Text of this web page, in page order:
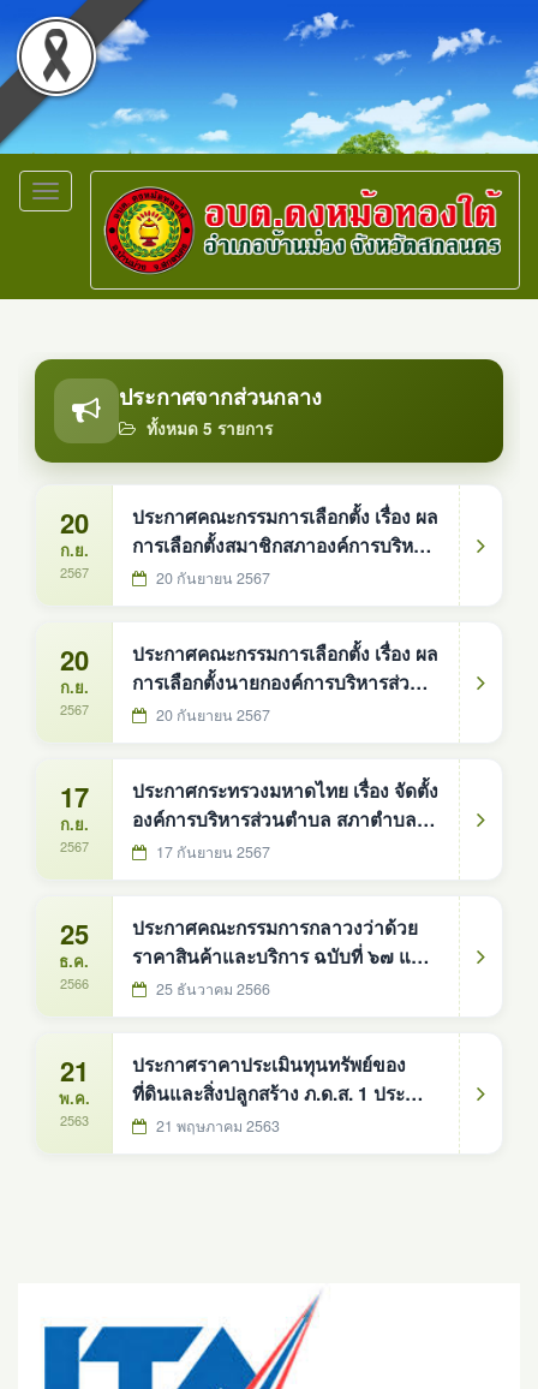
Toggle
navigation
ประกาศจากส่วนกลาง
ทั้งหมด 5 รายการ
20
ก.ย.
2567
ประกาศคณะกรรมการเลือกตั้ง เรื่อง ผล
การเลือกตั้งสมาชิกสภาองค์การบริหาร
ส่วนตำบล อำเภอบ้านม่วง จังหวัด
20 กันยายน 2567
20
ก.ย.
2567
ประกาศคณะกรรมการเลือกตั้ง เรื่อง ผล
การเลือกตั้งนายกองค์การบริหารส่วน
ตำบล อำเภอบ้านม่วง จังหวัดสกลนคร
20 กันยายน 2567
17
ก.ย.
2567
ประกาศกระทรวงมหาดไทย เรื่อง จัดตั้ง
องค์การบริหารส่วนตำบล สภาตำบลดง
หม้อทองใต้ อำเภอบ้านม่วง จังหวัด
17 กันยายน 2567
25
ธ.ค.
2566
ประกาศคณะกรรมการกลาวงว่าด้วย
ราคาสินค้าและบริการ ฉบับที่ ๖๗ และ
ฉบับที่ ๗๐ - ๗๒
25 ธันวาคม 2566
21
พ.ค.
2563
ประกาศราคาประเมินทุนทรัพย์ของ
ที่ดินและสิ่งปลูกสร้าง ภ.ด.ส. 1 ประจำปี
256321 พฤษภาคม 2563